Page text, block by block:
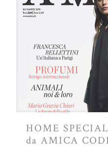
HOME
da AMICA